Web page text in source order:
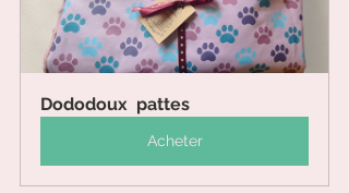
Dododoux  pattes
Acheter